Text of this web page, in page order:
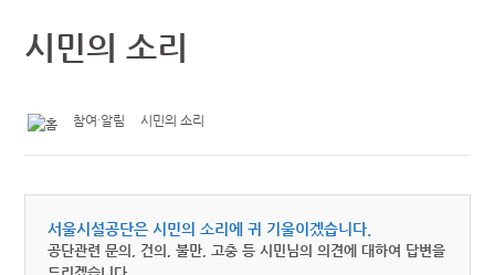
시민의 소리
참여·알림 시민의 소리
서울시설공단은 시민의 소리에 귀 기울이겠습니다.
공단관련 문의, 건의, 불만, 고충 등 시민님의 의견에 대하여 답변을